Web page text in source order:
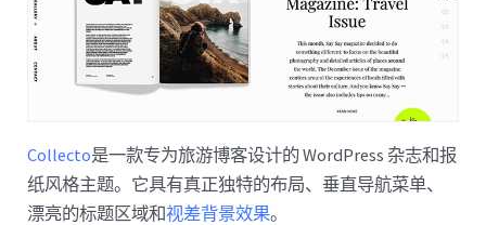
Collecto是一款专为旅游博客设计的 WordPress 杂志和报
纸风格主题。它具有真正独特的布局、垂直导航菜单、
漂亮的标题区域和视差背景效果。